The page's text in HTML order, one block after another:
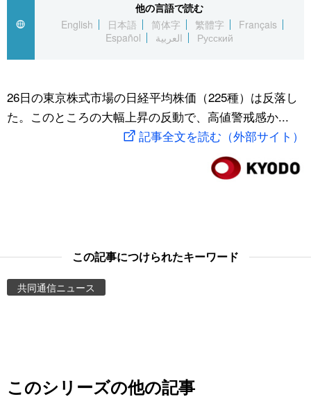
Русский
国際
社会
文化
アーカイブ
Japan Data
旅と暮らし
動画/Live
Images
People
科学・技術
暮らし
スポーツ・東京2020
他の言語で読む
English
日本語 简体字 繁體字
Français
Español
العربية Русский
26日の東京株式市場の日経平均株価（225種）は反落し
た。このところの大幅上昇の反動で、高値警戒感か...
記事全文を読む（外部サイト）
この記事につけられたキーワード
共同通信ニュース
このシリーズの他の記事